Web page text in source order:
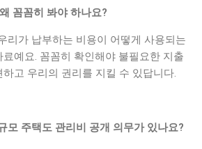
꼼꼼히 봐야 하나요?
리가 납부하는 비용이 어떻게 사용되는
예요. 꼼꼼히 확인해야 불필요한 지출
고 우리의 권리를 지킬 수 있답니다.
모 주택도 관리비 공개 의무가 있나요?